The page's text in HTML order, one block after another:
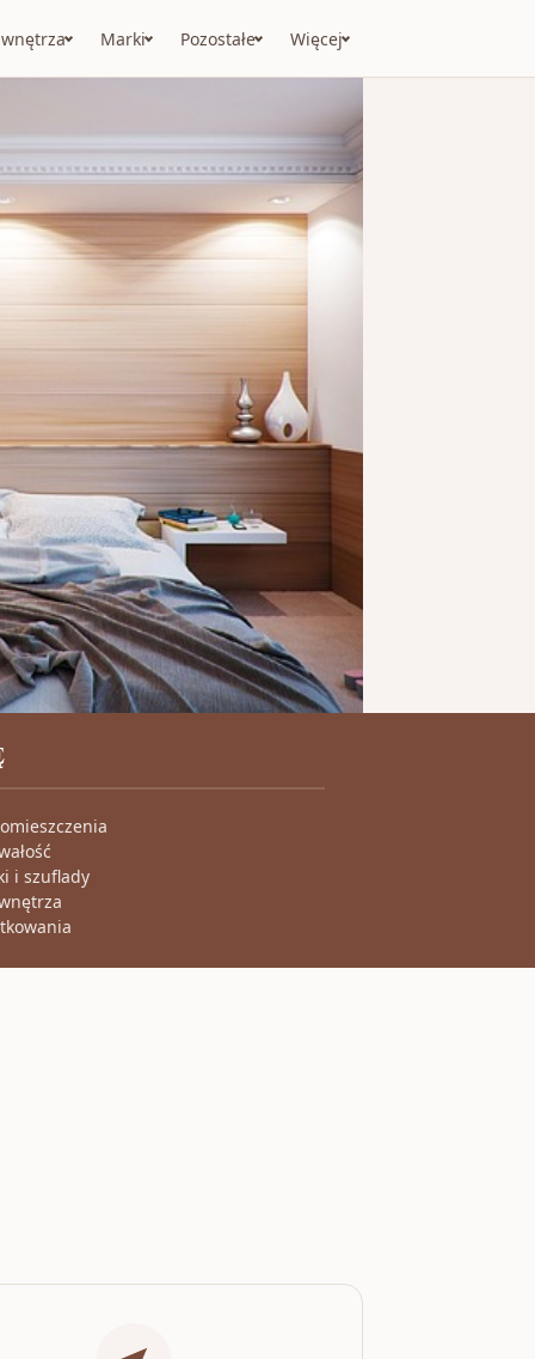
Marki Pozostałe Więcej
i szuflady